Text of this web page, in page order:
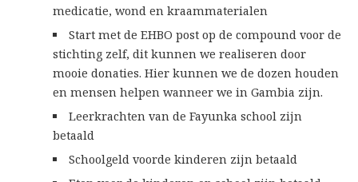
medicatie, wond en kraammaterialen
Start met de EHBO post op de compound voor de
stichting zelf, dit kunnen we realiseren door
mooie donaties. Hier kunnen we de dozen houden
en mensen helpen wanneer we in Gambia zijn.
Leerkrachten van de Fayunka school zijn
betaald
Schoolgeld voorde kinderen zijn betaald